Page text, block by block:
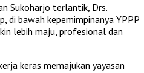
Sukoharjo terlantik, Drs.
di bawah kepemimpinanya YPPP
lebih maju, profesional dan
keras memajukan yayasan